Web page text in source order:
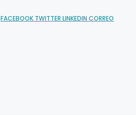
FACEBOOK TWITTER LINKEDIN CORREO